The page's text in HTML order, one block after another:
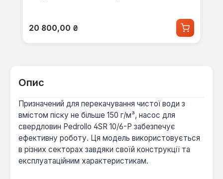
Звичайна ціна:
20 800,00 ₴
Опис
Призначений для перекачування чистої води з
вмістом піску не більше 150 г/м³, насос для
свердловин Pedrollo 4SR 10/6-P забезпечує
ефективну роботу. Ця модель використовується
в різних секторах завдяки своїй конструкції та
експлуатаційним характеристикам.